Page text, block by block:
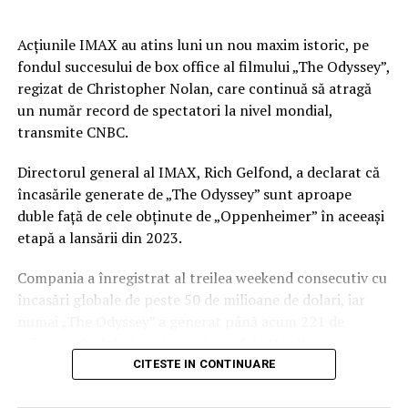
ARTICOLE PE ACEIASI TEMA:
URMATORUL
Te-ai ars la soare, acum ce faci?
Spartan pregătește cel mai incluziv eveniment sportiv de
până acum, în zona Capitalei: va avea loc pe 13
septembrie, la Divertiland Water Park, iar organizatorii
se așteaptă la circa 1.000 de participanți
Acţiunile IMAX au atins luni un nou maxim istoric, pe
fondul succesului de box office al filmului „The Odyssey”,
regizat de Christopher Nolan, care continuă să atragă
un număr record de spectatori la nivel mondial,
transmite CNBC.
Directorul general al IMAX, Rich Gelfond, a declarat că
încasările generate de „The Odyssey” sunt aproape
duble faţă de cele obţinute de „Oppenheimer” în aceeaşi
etapă a lansării din 2023.
Compania a înregistrat al treilea weekend consecutiv cu
încasări globale de peste 50 de milioane de dolari, iar
reprezentând aproape un sfert din încasările totale ale
CITESTE IN CONTINUARE